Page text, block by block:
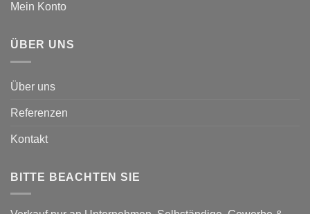
Mein Konto
ÜBER UNS
Über uns
Referenzen
Kontakt
BITTE BEACHTEN SIE